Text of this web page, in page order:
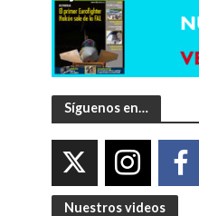
Síguenos en…
Nuestros videos